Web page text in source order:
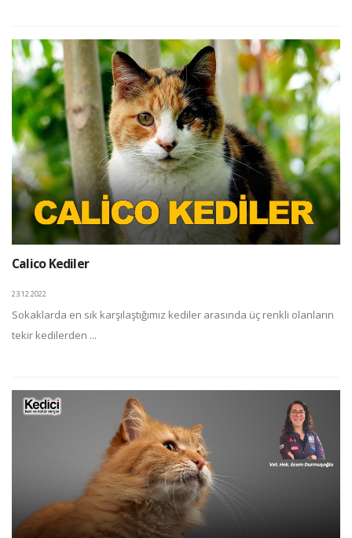
Calico Kediler
23.12.2022
Sokaklarda en sık karşılaştığımız kediler arasında üç renkli olanların
tekir kedilerden ...